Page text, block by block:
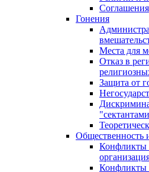
Соглашения
Гонения
Места для
Отказ в
Защита от
Конфликты
Конфликты